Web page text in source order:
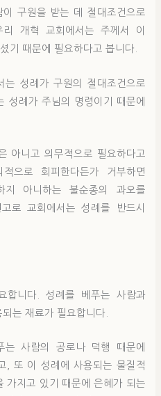
구원을 받는 데 절대조건으로
개혁 교회에서는 주께서 이
기 때문에 필요하다고 봅니다.
는 성례가 구원의 절대조건으로
성례가 주님의 명령이기 때문에
아니고 의무적으로 필요하다고
으로 회피한다든가 거부하면
지 아니하는 불순종의 과오를
로 교회에서는 성례를 반드시
합니다. 성례를 베푸는 사람과
는 재료가 필요합니다.
사람의 공로나 덕행 때문에
, 또 이 성례에 사용되는 물질적
가지고 있기 때문에 은혜가 되는